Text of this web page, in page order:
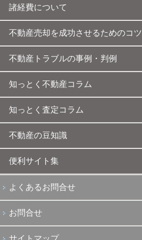
諸経費について
不動産売却を成功させるためのコツ
不動産トラブルの事例・判例
知っとく不動産コラム
知っとく査定コラム
不動産の豆知識
便利サイト集
よくあるお問合せ
お問合せ